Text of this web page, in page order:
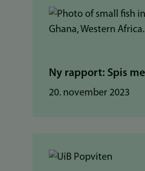
Ny rapport: Spis
20. november 2023